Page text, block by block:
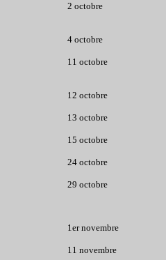
2 octobre
4 octobre
11 octobre
12 octobre
13 octobre
15 octobre
24 octobre
29 octobre
1er novembre
11 novembre